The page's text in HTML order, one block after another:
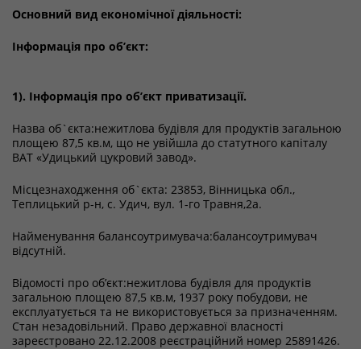
Основний вид економічної діяльності:
Інформація про об’єкт:
1). Інформація про об’єкт приватизації.
Назва об`єкта:нежитлова будівля для продуктів загальною
площею 87,5 кв.м, що не увійшла до статутного капіталу
ВАТ «Удицький цукровий завод».
Місцезнаходження об`єкта: 23853, Вінницька обл.,
Теплицький р-н, с. Удич, вул. 1-го Травня,2а.
Найменування балансоутримувача:балансоутримувач
відсутній.
Відомості про об’єкт:нежитлова будівля для продуктів
загальною площею 87,5 кв.м, 1937 року побудови, не
експлуатується та не використовується за призначенням.
Стан незадовільний. Право державної власності
зареєстровано 22.12.2008 реєстраційний номер 25891426.